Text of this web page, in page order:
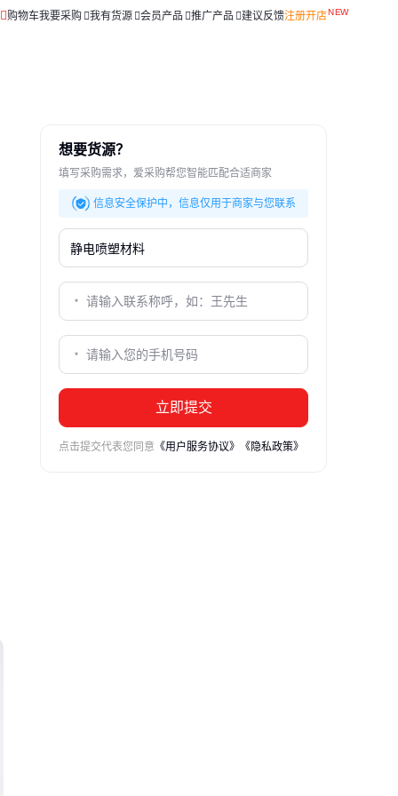
购物车我要采购 我有货源 会员产品 推广产品 建议反馈注册开店
想要货源？
填写采购需求，爱采购帮您智能匹配合适商家
信息安全保护中，信息仅用于商家与您联系
立即提交
点击提交代表您同意 《用户服务协议》 《隐私政策》